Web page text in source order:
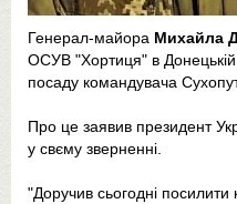
Генерал-майора Михайла
ОСУВ "Хортиця" в Донецькій
посаду командувача
Про це заявив президент
у свєму зверненні.
"Доручив сьогодні